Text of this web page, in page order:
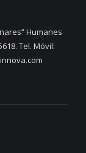
Humanes
Tel. Móvil: